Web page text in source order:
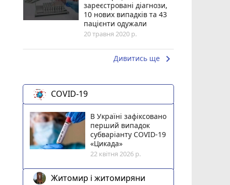
зареєстровані діагнози,
10 нових випадків та 43
пацієнти одужали
20 травня 2020 р.
Дивитись ще keyboard_arrow_right
COVID-19
В Україні зафіксовано
перший випадок
субваріанту COVID-19
«Цикада»
22 квітня 2026 р.
Житомир і житомиряни